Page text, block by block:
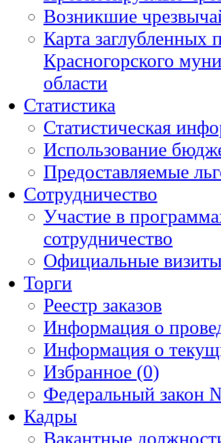
Возникшие
Карта
Красногорского
области
Статистика
Статистическая
Использование
Предоставляемые
Сотрудничество
Участие в
сотрудничество
Официальные
Торги
Реестр заказов
Информация о
Информация о
Избранное (0)
Федеральный закон
Кадры
Вакантные